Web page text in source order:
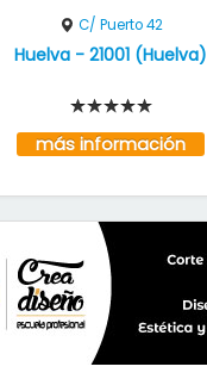
C/ Puerto 42
Huelva - 21001 (Huelva)
más información